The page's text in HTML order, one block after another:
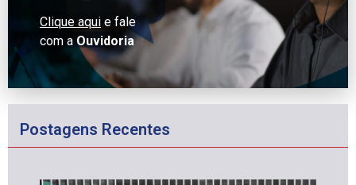
Clique aqui e fale
com a Ouvidoria
Postagens Recentes